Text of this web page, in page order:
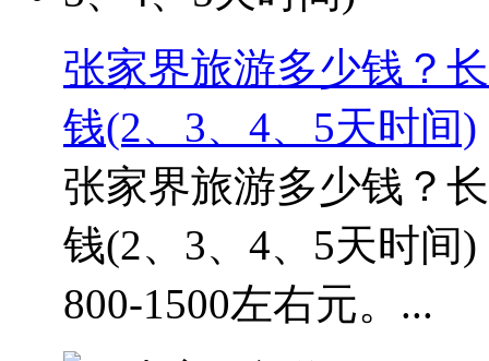
张家界旅游多少钱？
钱(2、3、4、5天时间)
张家界旅游多少钱？
钱(2、3、4、5天时间
800-1500左右元。...